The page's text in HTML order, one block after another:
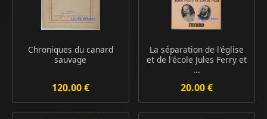
Chroniques du canard
sauvage
120.00 €
La séparation de l'église
et de l'école Jules Ferry et
...
20.00 €